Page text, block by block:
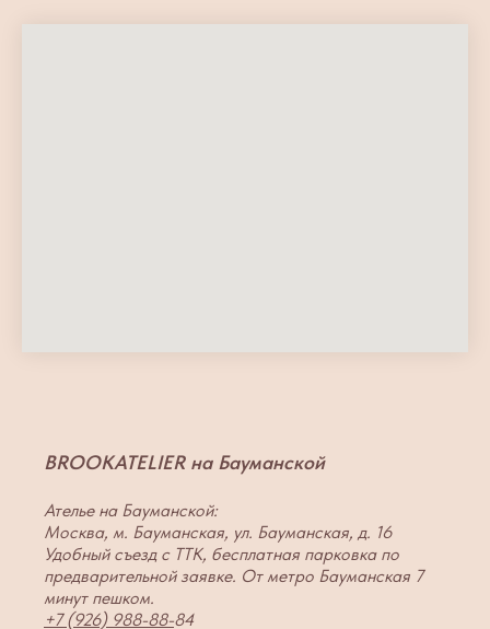
BROOKATELIER на Бауманской
Ателье на Бауманской:
Москва, м. Бауманская, ул. Бауманская, д. 16
Удобный съезд с ТТК, бесплатная парковка по
предварительной заявке. От метро Бауманская 7
минут пешком.
+7 (926) 988-88-84